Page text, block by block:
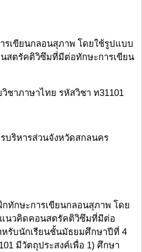
รเขียนกลอนสุภาพ โดยใช้รูปแบบ
สตรัคติวิซึมที่มีต่อทักษะการเขียน
ชาภาษาไทย รหัสวิชา ท31101
บริหารส่วนจังหวัดสกลนคร
ทักษะการเขียนกลอนสุภาพ โดย
นวคิดคอนสตรัคติวิซึมที่มีต่อ
หรับนักเรียนชั้นมัธยมศึกษาปีที่ 4
มีวัตถุประสงค์เพื่อ 1) ศึกษา